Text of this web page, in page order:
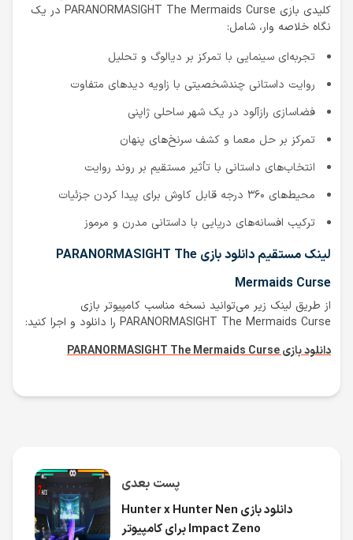
کلیدی بازی PARANORMASIGHT The Mermaids Curse در یک
نگاه خلاصه وار، شامل:
تجربه‌ای سینمایی با تمرکز بر دیالوگ و تحلیل
روایت داستانی چندشخصیتی با زاویه دیدهای متفاوت
فضاسازی رازآلود در یک شهر ساحلی ژاپنی
تمرکز بر حل معما و کشف سرنخ‌های پنهان
انتخاب‌های داستانی با تأثیر مستقیم بر روند روایت
محیط‌های ۳۶۰ درجه قابل کاوش برای پیدا کردن جزئیات
ترکیب افسانه‌های دریایی با داستانی مدرن و مرموز
لینک مستقیم دانلود بازی PARANORMASIGHT The
Mermaids Curse
از طریق لینک زیر می‌توانید نسخه مناسب کامپیوتر بازی
PARANORMASIGHT The Mermaids Curse را دانلود و اجرا کنید:
دانلود بازی PARANORMASIGHT The Mermaids Curse
پست بعدی
دانلود بازی Hunter x Hunter Nen
Impact Zeno برای کامپیوتر